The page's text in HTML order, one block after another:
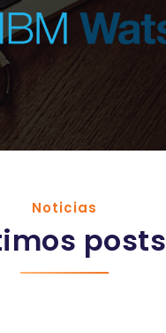
Noticias
posts